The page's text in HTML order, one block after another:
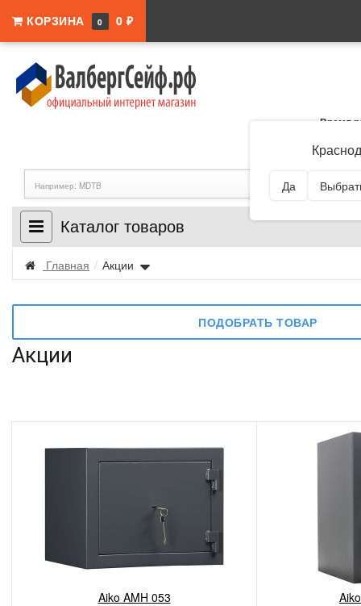
КОРЗИНА 0 0 ₽
Да
Время
Каталог товаров
Главная / Акции
ПОДОБРАТЬ ТОВАР
Акции
Aiko AMH 053